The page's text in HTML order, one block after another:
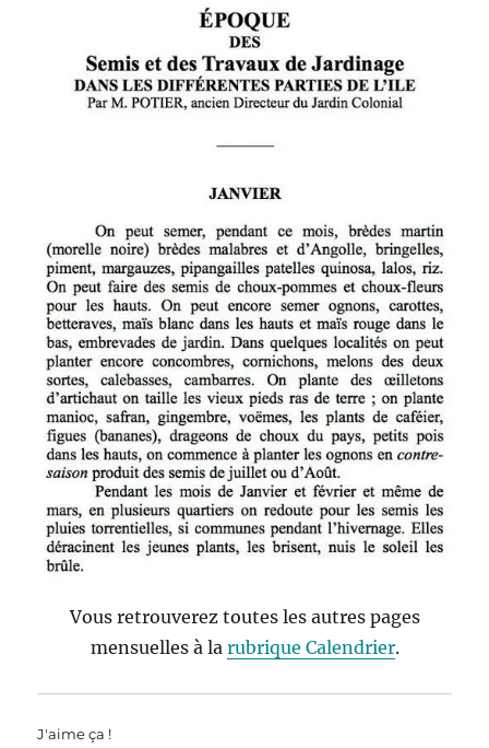
Vous retrouverez toutes les autres pages
mensuelles à la rubrique Calendrier.
J'aime ça !